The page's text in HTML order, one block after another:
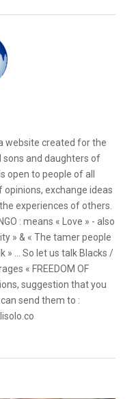
website created for the
and daughters of
open to people of all
opinions, exchange ideas
experiences of others.
: means « Love » - also
» & « The tamer people
» ... So let us talk Blacks /
« FREEDOM OF
suggestion that you
send them to :